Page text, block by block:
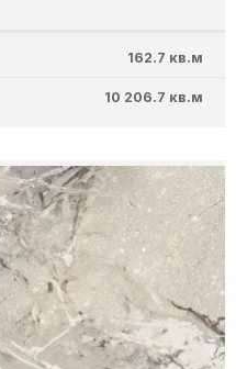
162.7 кв.м
10 206.7 кв.м